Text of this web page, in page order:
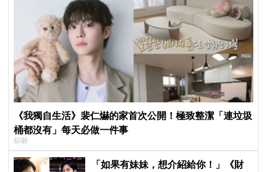
《我獨自生活》裴仁爀的家首次公開！極致整潔「連垃圾
桶都沒有」每天必做一件事
綜藝
「如果有妹妹，想介紹給你！」《財